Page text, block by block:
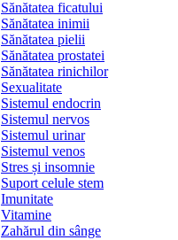
Sănătatea ficatului
Sănătatea inimii
Sănătatea pielii
Sănătatea prostatei
Sănătatea rinichilor
Sexualitate
Sistemul endocrin
Sistemul nervos
Sistemul urinar
Sistemul venos
Stres și insomnie
Suport celule stem
Imunitate
Vitamine
Zahărul din sânge